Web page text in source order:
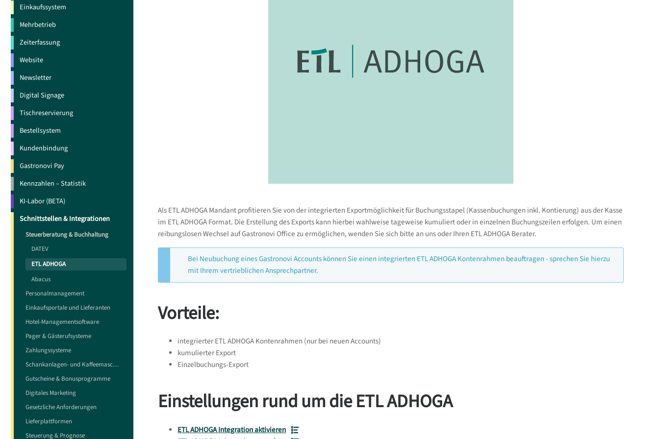
Einkaufssystem
Mehrbetrieb
Zeiterfassung
Website
Newsletter
Digital Signage
Tischreservierung
Bestellsystem
Kundenbindung
Gastronovi Pay
Kennzahlen – Statistik
KI-Labor (BETA)
Schnittstellen & Integrationen
Steuerberatung & Buchhaltung
DATEV
ETL ADHOGA
Abacus
Personalmanagement
Einkaufsportale und Lieferanten
Hotel-Managementsoftware
Pager & Gästerufsysteme
Zahlungssysteme
Schankanlagen- und Kaffeemaschinensteuerungen
Gutscheine & Bonusprogramme
Digitales Marketing
Gesetzliche Anforderungen
Lieferplattformen
Steuerung & Prognose
Wir können keine Gewähr für die Richtigkeit, Vollständigkeit oder Aktualität der bereitgestellten Informationen übernehmen. Die
Nutzung der Informationen erfolgt auf eigenes Risiko.
Als ETL ADHOGA Mandant profitieren Sie von der integrierten Exportmöglichkeit für Buchungsstapel (Kassenbuchungen inkl. Kontierung) aus der Kasse
im ETL ADHOGA Format. Die Erstellung des Exports kann hierbei wahlweise tageweise kumuliert oder in einzelnen Buchungszeilen erfolgen. Um einen
reibungslosen Wechsel auf Gastronovi Office zu ermöglichen, wenden Sie sich bitte an uns oder Ihren ETL ADHOGA Berater.
Bei Neubuchung eines Gastronovi Accounts können Sie einen integrierten ETL ADHOGA Kontenrahmen beauftragen - sprechen Sie hierzu
mit Ihrem vertrieblichen Ansprechpartner.
Vorteile:
integrierter ETL ADHOGA Kontenrahmen (nur bei neuen Accounts)
kumulierter Export
Einzelbuchungs-Export
Einstellungen rund um die ETL ADHOGA
ETL ADHOGA Integration aktivieren